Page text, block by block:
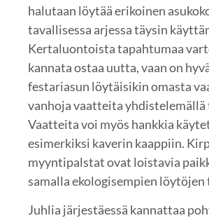
halutaan löytää erikoinen
tavallisessa arjessa täysin
Kertaluontoista tapahtumaa
kannata ostaa uutta, vaan on
festariasun löytäisikin omasta
vanhoja vaatteita yhdistelemällä
Vaatteita voi myös hankkia
esimerkiksi kaverin kaappiin.
myyntipalstat ovat loistavia
samalla ekologisempien löytöjen
Juhlia järjestäessä kannattaa